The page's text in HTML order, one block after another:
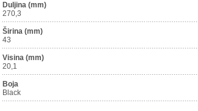
Duljina (mm)
270,3
Širina (mm)
43
Visina (mm)
20,1
Boja
Black